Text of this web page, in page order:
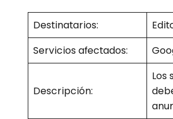
Destinatarios:
Servicios afectados:
Descripción:
Los